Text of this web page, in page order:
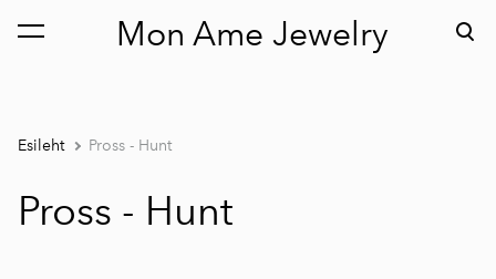
Mon Ame Jewelry
lisati ostukorvi. Vaata ostukorvi
Esileht Pross - Hunt
Pross - Hunt